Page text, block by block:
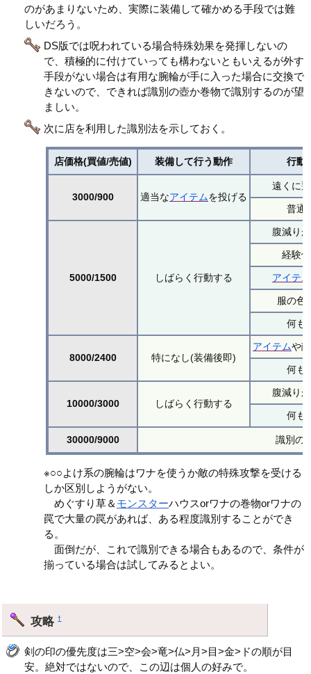
のがあまりないため、実際に装備して確かめる手段では難
しいだろう。
DS版では呪われている場合特殊効果を発揮しないの
で、積極的に付けていっても構わないともいえるが外す
手段がない場合は有用な腕輪が手に入った場合に交換で
きないので、できれば識別の壺か巻物で識別するのが望
ましい。
次に店を利用した識別法を示しておく。
店価格(買値/売値) 装備して行う動作 行動
3000/900 適当なアイテムを投げる
遠くに
普通
5000/1500 しばらく行動する
腹減り
経験
アイテム
服の色
何も
8000/2400 特になし(装備後即)
アイテムや
何も
10000/3000 しばらく行動する
腹減り
何も
30000/9000 識別の
※○○よけ系の腕輪はワナを使うか敵の特殊攻撃を受ける
しか区別しようがない。
めぐすり草＆ モンスターハウスorワナの巻物orワナの
罠で大量の罠があれば、ある程度識別することができ
る。
面倒だが、これで識別できる場合もあるので、条件が
揃っている場合は試してみるとよい。
攻略†
剣の印の優先度は三>空>会>竜>仏>月>目>金>ドの順が目
安。絶対ではないので、この辺は個人の好みで。